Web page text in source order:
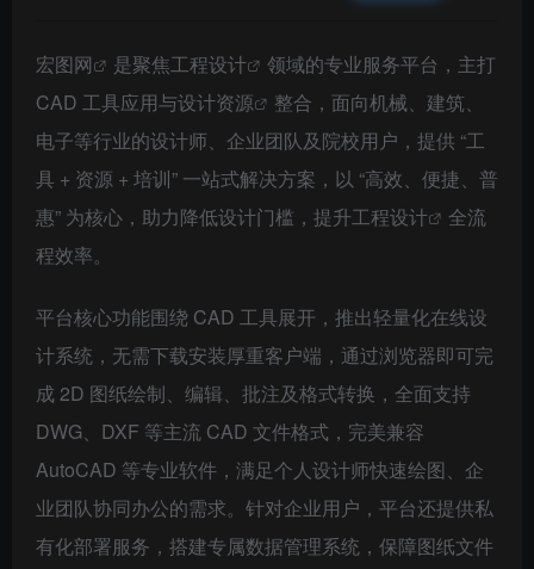
宏图网 是聚焦工程设计
领域的专业服务平台，主打
CAD 工具应用与设计资源
整合，面向机械、建筑、
电子等行业的设计师、企业团队及院校用户，提供 “工
具 + 资源 + 培训” 一站式解决方案，以 “高效、便捷、普
惠” 为核心，助力降低设计门槛，提升工程设计
全流
程效率。​
平台核心功能围绕 CAD 工具展开，推出轻量化在线设
计系统，无需下载安装厚重客户端，通过浏览器即可完
成 2D 图纸绘制、编辑、批注及格式转换，全面支持
DWG、DXF 等主流 CAD 文件格式，完美兼容
AutoCAD 等专业软件，满足个人设计师快速绘图、企
业团队协同办公的需求。针对企业用户，平台还提供私
有化部署服务，搭建专属数据管理系统，保障图纸文件